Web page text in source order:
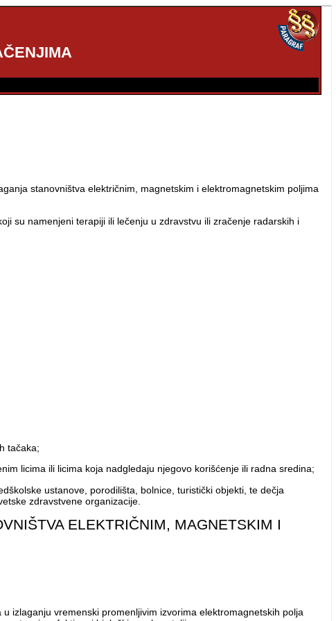
stanovništva električnim, magnetskim i elektromagnetskim poljima
su namenjeni terapiji ili lečenju u zdravstvu ili zračenje radarskih i
tačaka;
licima ili licima koja nadgledaju njegovo korišćenje ili radna sredina;
ustanove, porodilišta, bolnice, turistički objekti, te dečja
zdravstvene organizacije.
ELEKTRIČNIM, MAGNETSKIM I
izlaganju vremenski promenljivim izvorima elektromagnetskih polja